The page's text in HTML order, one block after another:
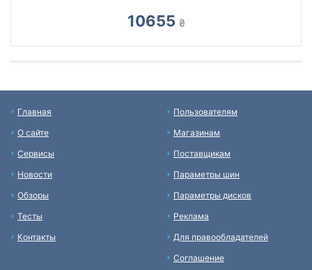
10655 ₴
Главная
О сайте
Сервисы
Новости
Обзоры
Тесты
Контакты
Пользователям
Магазинам
Поставщикам
Параметры шин
Параметры дисков
Реклама
Для правообладателей
Соглашение